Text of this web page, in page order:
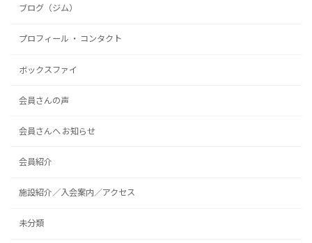
ブログ（ジム）
プロフィール ・ コンタクト
ボックスファイ
会員さんの声
会員さんへ お知らせ
会員紹介
施設紹介／入会案内／アクセス
未分類